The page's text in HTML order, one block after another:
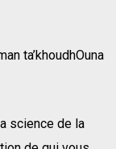
ta’khoudhOuna
science de la